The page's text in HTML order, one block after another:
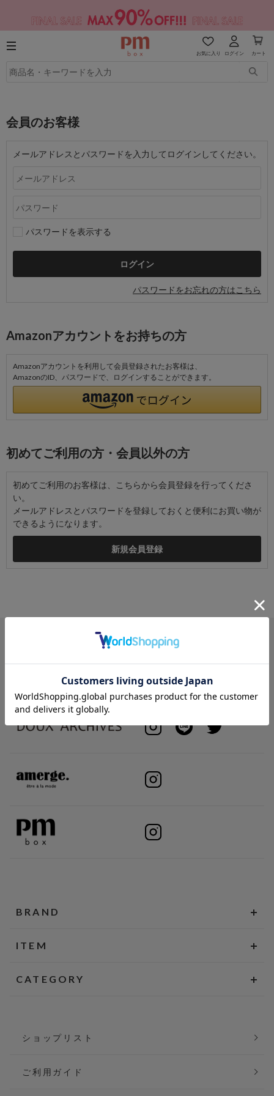
お気に入り ログイン カート
会員のお客様
メールアドレスとパスワードを入力してログインしてください。
パスワードを表示する
パスワードをお忘れの方はこちら
Amazonアカウントをお持ちの方
Amazonアカウントを利用して会員登録されたお客様は、
AmazonのID、パスワードで、ログインすることができます。
初めてご利用の方・会員以外の方
初めてご利用のお客様は、こちらから会員登録を行ってくださ
い。
メールアドレスとパスワードを登録しておくと便利にお買い物が
できるようになります。
BRAND
ITEM
CATEGORY
ショップリスト
ご利用ガイド